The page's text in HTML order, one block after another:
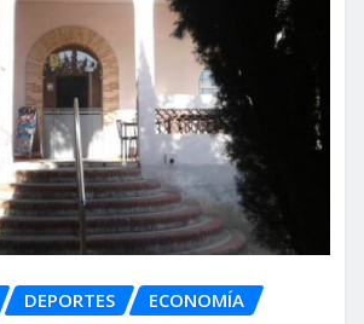
DEPORTES ECONOMÍA